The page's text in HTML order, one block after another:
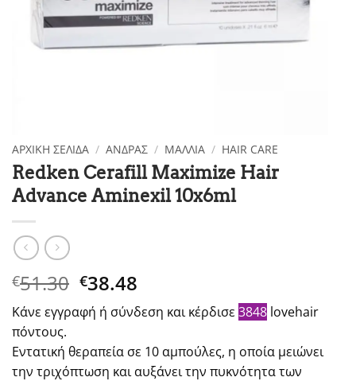
ΑΡΧΙΚΉ ΣΕΛΊΔΑ / ΑΝΔΡΑΣ / ΜΑΛΛΙΑ / HAIR CARE
Redken Cerafill Maximize Hair
Advance Aminexil 10x6ml
€51.30 Original
price
was:
€51.30.
€38.48
τρέχουσα
τιμή
€38.48.
Κάνε εγγραφή ή σύνδεση και κέρδισε 3848 lovehair
πόντους.
Εντατική θεραπεία σε 10 αμπούλες, η οποία μειώνει
την τριχόπτωση και αυξάνει την πυκνότητα των